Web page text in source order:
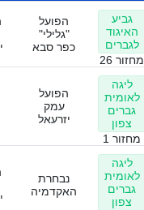
גביע
האיגוד
לגברים
מחזור 26
הפועל
"גלילי"
כפר סבא
ליגה
לאומית
גברים
צפון
מחזור 1
הפועל
עמק
יזרעאל
ליגה
לאומית
גברים
צפון
נבחרת
האקדמיה